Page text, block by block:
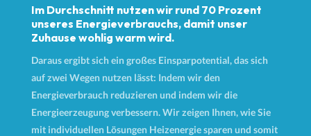
Im Durchschnitt nutzen wir rund 70 Prozent
unseres Energieverbrauchs, damit unser
Zuhause wohlig warm wird.
Daraus ergibt sich ein großes Einsparpotential, das sich
auf zwei Wegen nutzen lässt: Indem wir den
Energieverbrauch reduzieren und indem wir die
Energieerzeugung verbessern. Wir zeigen Ihnen, wie Sie
mit individuellen Lösungen Heizenergie sparen und somit